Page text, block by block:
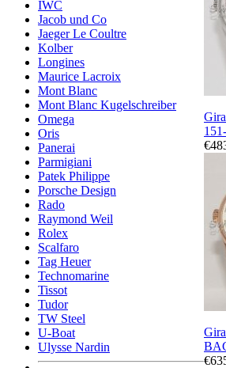
IWC
Jacob und Co
Jaeger Le Coultre
Kolber
Longines
Maurice Lacroix
Mont Blanc
Mont Blanc Kugelschreiber
Omega
Oris
Panerai
Parmigiani
Patek Philippe
Porsche Design
Rado
Raymond Weil
Rolex
Scalfaro
Tag Heuer
Technomarine
Tissot
Tudor
TW Steel
U-Boat
Ulysse Nardin